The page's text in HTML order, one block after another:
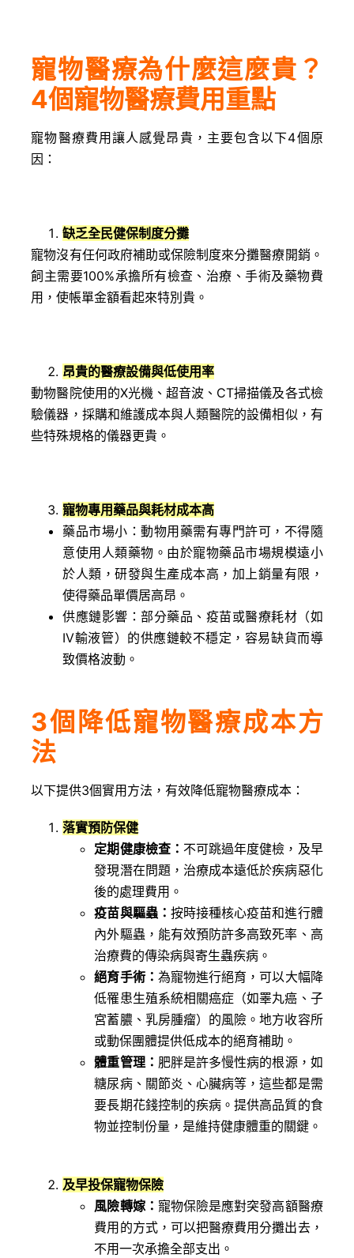
寵物醫療為什麼這麼貴？
4個寵物醫療費用重點
寵物醫療費用讓人感覺昂貴，主要包含以下4個原
因：
缺乏全民健保制度分攤
寵物沒有任何政府補助或保險制度來分攤醫療開銷。
飼主需要100%承擔所有檢查、治療、手術及藥物費
用，使帳單金額看起來特別貴。
昂貴的醫療設備與低使用率
動物醫院使用的X光機、超音波、CT掃描儀及各式檢
驗儀器，採購和維護成本與人類醫院的設備相似，有
些特殊規格的儀器更貴。
寵物專用藥品與耗材成本高
藥品市場小：動物用藥需有專門許可，不得隨
意使用人類藥物。由於寵物藥品市場規模遠小
於人類，研發與生產成本高，加上銷量有限，
使得藥品單價居高昂。
供應鏈影響：部分藥品、疫苗或醫療耗材（如
IV輸液管）的供應鏈較不穩定，容易缺貨而導
致價格波動。
3個降低寵物醫療成本方
法
以下提供3個實用方法，有效降低寵物醫療成本：
落實預防保健
定期健康檢查： 不可跳過年度健檢，及早
發現潛在問題，治療成本遠低於疾病惡化
後的處理費用。
疫苗與驅蟲： 按時接種核心疫苗和進行體
內外驅蟲，能有效預防許多高致死率、高
治療費的傳染病與寄生蟲疾病。
絕育手術： 為寵物進行絕育，可以大幅降
低罹患生殖系統相關癌症（如睪丸癌、子
宮蓄膿、乳房腫瘤）的風險。地方收容所
或動保團體提供低成本的絕育補助。
體重管理： 肥胖是許多慢性病的根源，如
糖尿病、關節炎、心臟病等，這些都是需
要長期花錢控制的疾病。提供高品質的食
物並控制份量，是維持健康體重的關鍵。
及早投保寵物保險
風險轉嫁： 寵物保險是應對突發高額醫療
費用的方式，可以把醫療費用分攤出去，
不用一次承擔全部支出。